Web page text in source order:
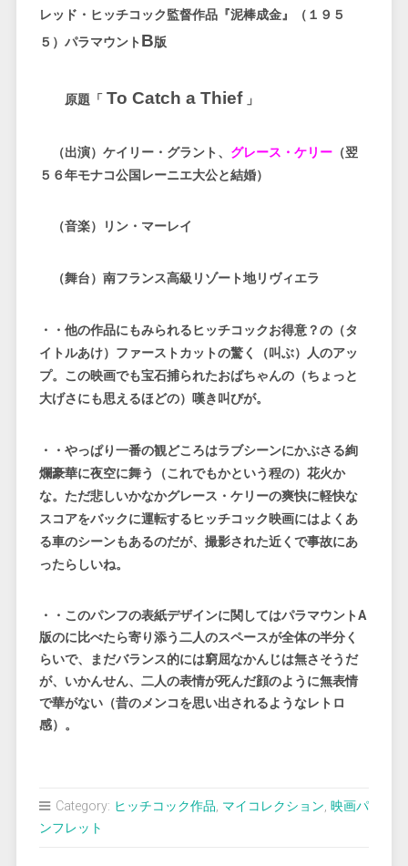
レッド・ヒッチコック監督作品『泥棒成金』（１９５
５）パラマウントB版
原題「 To Catch a Thief」
（出演）ケイリー・グラント、 グレース・ケリー（翌
５６年モナコ公国レーニエ大公と結婚）
（音楽）リン・マーレイ
（舞台）南フランス高級リゾート地リヴィエラ
・・他の作品にもみられるヒッチコックお得意？の（タ
イトルあけ）ファーストカットの驚く（叫ぶ）人のアッ
プ。この映画でも宝石捕られたおばちゃんの（ちょっと
大げさにも思えるほどの）嘆き叫びが。
・・やっぱり一番の観どころはラブシーンにかぶさる絢
爛豪華に夜空に舞う（これでもかという程の）花火か
な。ただ悲しいかなかグレース・ケリーの爽快に軽快な
スコアをバックに運転するヒッチコック映画にはよくあ
る車のシーンもあるのだが、撮影された近くで事故にあ
ったらしいね。
・・このパンフの表紙デザインに関してはパラマウントA
版のに比べたら寄り添う二人のスペースが全体の半分く
らいで、まだバランス的には窮屈なかんじは無さそうだ
が、いかんせん、二人の表情が死んだ顔のように無表情
で華がない（昔のメンコを思い出されるようなレトロ
感）。
Category: ヒッチコック作品, マイコレクション, 映画パ
ンフレット